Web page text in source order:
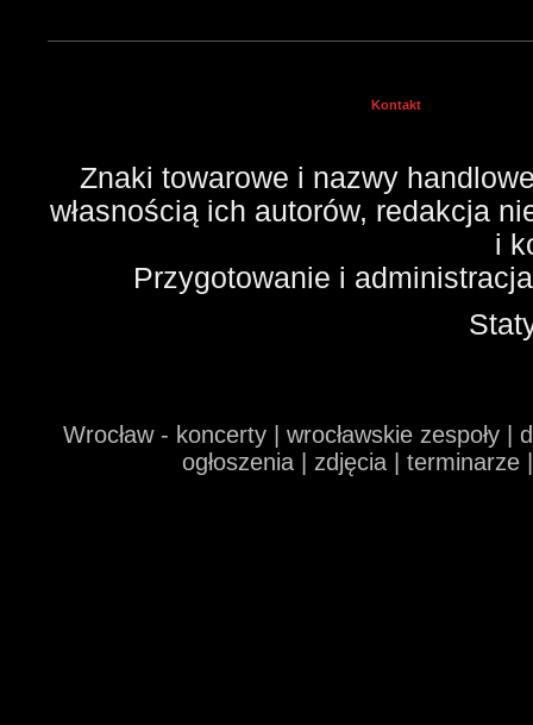
Kontakt
Znaki towarowe i nazwy
własnością ich autorów, redakcja
i
Przygotowanie i
Wrocław - koncerty | wrocławskie zespoły
ogłoszenia | zdjęcia |